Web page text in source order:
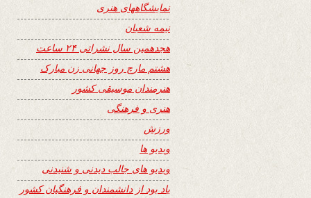
نمایشگاههای هنری
نیمه شعبان
هجدهمین سال نشراتی ۲۴ ساعت
هشتم مارچ روز جهانی زن مبارک
هنرمندان موسیقی کشور
هنری و فرهنگی
ورزش
ویدیو ها
ویدیو های جالب دیدنی و شنیدنی
یاد بود از دانشمندان و فرهنگیان کشور